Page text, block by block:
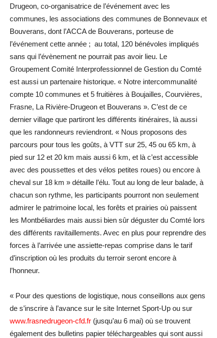
Drugeon, co-organisatrice de l’événement avec les
communes, les associations des communes de Bonnevaux et
Bouverans, dont l’ACCA de Bouverans, porteuse de
l’événement cette année ; au total, 120 bénévoles impliqués
sans qui l’évènement ne pourrait pas avoir lieu. Le
Groupement Comité Interprofessionnel de Gestion du Comté
est aussi un partenaire historique. « Notre intercommunalité
compte 10 communes et 5 fruitières à Boujailles, Courvières,
Frasne, La Rivière-Drugeon et Bouverans ». C’est de ce
dernier village que partiront les différents itinéraires, là aussi
que les randonneurs reviendront. « Nous proposons des
parcours pour tous les goûts, à VTT sur 25, 45 ou 65 km, à
pied sur 12 et 20 km mais aussi 6 km, et là c’est accessible
avec des poussettes et des vélos petites roues) ou encore à
cheval sur 18 km » détaille l’élu. Tout au long de leur balade, à
chacun son rythme, les participants pourront non seulement
admirer le patrimoine local, les forêts et prairies où paissent
les Montbéliardes mais aussi bien sûr déguster du Comté lors
des différents ravitaillements. Avec en plus pour reprendre des
forces à l’arrivée une assiette-repas comprise dans le tarif
d’inscription où les produits du terroir seront encore à
l’honneur.
« Pour des questions de logistique, nous conseillons aux gens
de s’inscrire à l’avance sur le site Internet Sport-Up ou sur
www.frasnedrugeon-cfd.fr (jusqu’au 6 mai) où se trouvent
également des bulletins papier téléchargeables qui sont aussi